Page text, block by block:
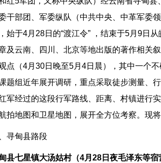
干部团、军委纵队（中共中央、中革军委
始于4月28日的“渡江令” ，结束于5月9日
及云南、四川、北京等地出版的著作相关
点（4月30日晚至5月4日晨），其中一个
题组近年展开调研，重点采取徒步测量、
军经过的这段行军路线、距离、村镇进行
拍地图和卫星地图，展开全方位考察。现
寻甸县路段
县七星镇大汤姑村（4月28日夜毛泽东等